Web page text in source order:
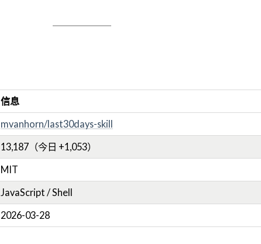
信息
mvanhorn/last30days-skill
13,187（今日 +1,053）
MIT
JavaScript / Shell
2026-03-28